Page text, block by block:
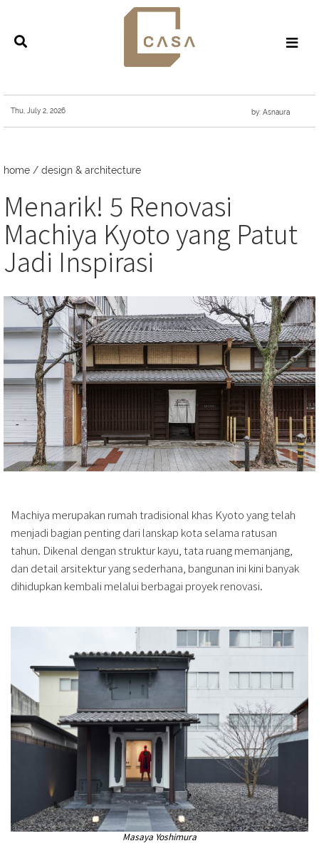
Thu, July 2, 2026 by: Asnaura
home / design & architecture
Menarik! 5 Renovasi
Machiya Kyoto yang Patut
Jadi Inspirasi
Machiya merupakan rumah tradisional khas Kyoto yang telah
menjadi bagian penting dari lanskap kota selama ratusan
tahun. Dikenal dengan struktur kayu, tata ruang memanjang,
dan detail arsitektur yang sederhana, bangunan ini kini banyak
dihidupkan kembali melalui berbagai proyek renovasi.
Masaya Yoshimura